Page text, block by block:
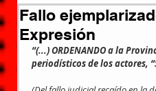
Fallo
Expresión
“(...) ORDENANDO a la
periodísticos de los actores,